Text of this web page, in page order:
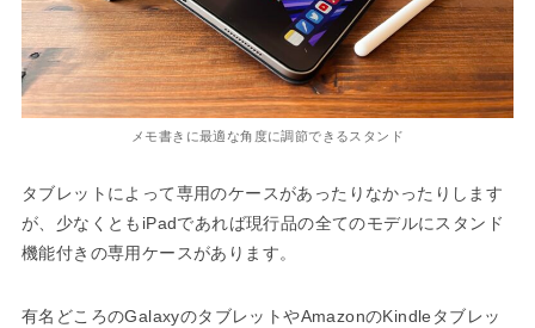
メモ書きに最適な角度に調節できるスタンド
タブレットによって専用のケースがあったりなかったりします
が、少なくともiPadであれば現行品の全てのモデルにスタンド
機能付きの専用ケースがあります。
有名どころのGalaxyのタブレットやAmazonのKindleタブレッ